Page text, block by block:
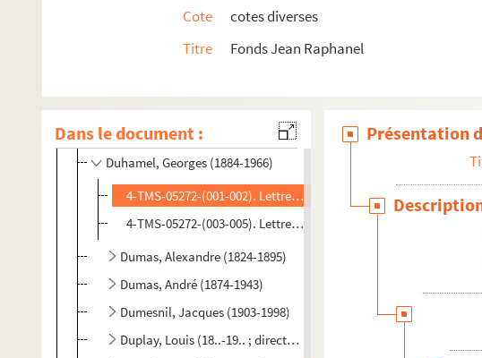
Cote
cotes diverses
Titre
Fonds Jean Raphanel
Dans le document :
Duflos, Raphaël (1858-1946)
Dufranne, Hector (1871-1951)
Dufrêne, Marthe (18..-1904)
Dufrenne, Oscar (1875-1933)
Duhamel, Georges (1884-1966)
4-TMS-05272-(001-002). Lettre autographe de Georges Duhamel
4-TMS-05272-(003-005). Lettre et billet autographes de Georges
Dumas, Alexandre (1824-1895)
Dumas, André (1874-1943)
Dumesnil, Jacques (1903-1998)
Duplay, Louis (18..-19.. ; directeur de théâtre)
Présentation